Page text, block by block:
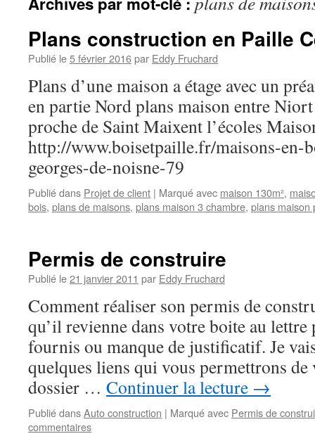
Plans construction en Paille
Publié le5 février 2016par Eddy Fruchard
Plans d’une maison a étage avec un
en partie Nord plans maison entre
proche de Saint Maixent l’écoles
http://www.boisetpaille.fr/maisons-en-
georges-de-noisne-79
Publié dans Projet de client | Marqué avec maison 130m²,
bois, plans de maisons, plans maison 3 chambre, plans maison
Permis de construire
Publié le21 janvier 2011 par Eddy Fruchard
Comment réaliser son permis de
qu’il revienne dans votre boite au
fournis ou manque de justificatif. Je
quelques liens qui vous permettrons de
dossier … Continuer la lecture →
Publié dansAuto construction | Marqué avec Permis de
commentaires